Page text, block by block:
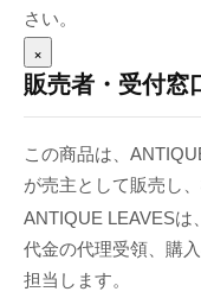
さい。
×
販売者・受付窓
この商品は、
が売主として販売し
ANTIQUE LEAVESは
代金の代理受領、購
担当します。